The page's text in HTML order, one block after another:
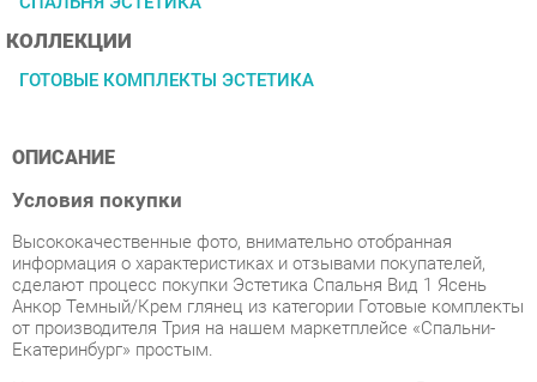
ОПИСАНИЕ
информация о характеристиках и отзывами покупателей,
сделают процесс покупки Эстетика Спальня Вид 1 Ясень
Анкор Темный/Крем глянец из категории Готовые комплекты
от производителя Трия на нашем маркетплейсе «Спальни-
Екатеринбург» простым.
Наши команды доставляют заказы ежедневно. Все товары,
имеющиеся на складе в Екатеринбурге, достигнут вас в
течение 48 часов после совершения покупки.